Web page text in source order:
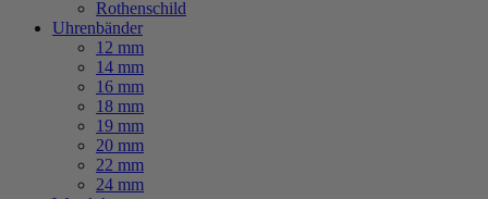
Rothenschild
Uhrenbänder
12 mm
14 mm
16 mm
18 mm
19 mm
20 mm
22 mm
24 mm